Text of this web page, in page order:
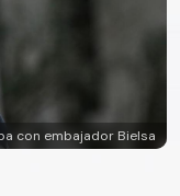
con embajador Bielsa